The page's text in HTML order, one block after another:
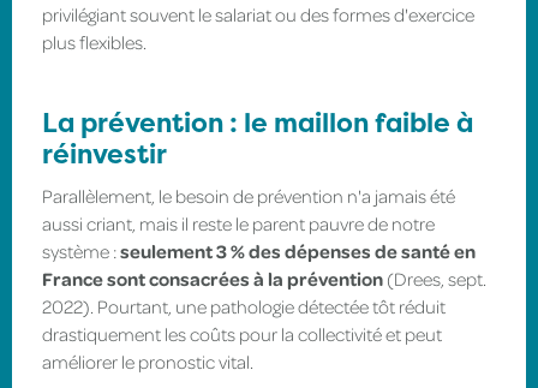
privilégiant souvent le salariat ou des formes d'exercice
plus flexibles.
La prévention : le maillon faible à
réinvestir
Parallèlement, le besoin de prévention n'a jamais été
aussi criant, mais il reste le parent pauvre de notre
système :seulement 3 % des dépenses de santé en
France sont consacrées à la prévention(Drees, sept.
2022). Pourtant, une pathologie détectée tôt réduit
drastiquement les coûts pour la collectivité et peut
améliorer le pronostic vital.